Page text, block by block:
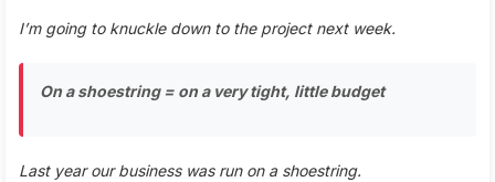
I’m going to knuckle down to the project next week.
On a shoestring = on a very tight, little budget
Last year our business was run on a shoestring.